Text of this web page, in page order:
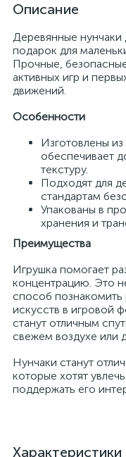
Описание
Деревянные нунчаки
подарок для
Прочные,
активных игр и
движений.
Особенности
Изготовлены из
обеспечивает
текстуру.
Подходят для
стандартам
Упакованы в
хранения и
Преимущества
Игрушка помогает
концентрацию. Это
способ
искусств в игровой
станут отличным
свежем воздухе или
Нунчаки станут
которые хотят
поддержать его
Характеристики